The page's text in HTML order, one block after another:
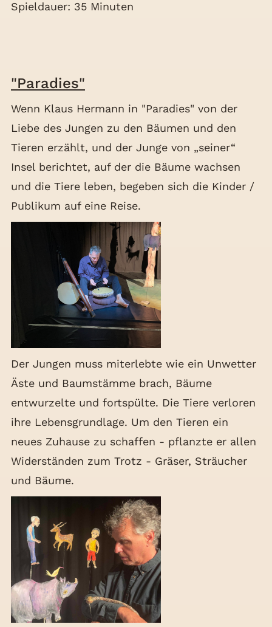
Spieldauer: 35 Minuten
"Paradies"
Wenn Klaus Hermann in "Paradies" von der
Liebe des Jungen zu den Bäumen und den
Tieren erzählt, und der Junge von „seiner“
Insel berichtet, auf der die Bäume wachsen
und die Tiere leben, begeben sich die Kinder /
Publikum auf eine Reise.
Der Jungen muss miterlebte wie ein Unwetter
Äste und Baumstämme brach, Bäume
entwurzelte und fortspülte. Die Tiere verloren
ihre Lebensgrundlage. Um den Tieren ein
neues Zuhause zu schaffen - pflanzte er allen
Widerständen zum Trotz - Gräser, Sträucher
und Bäume.